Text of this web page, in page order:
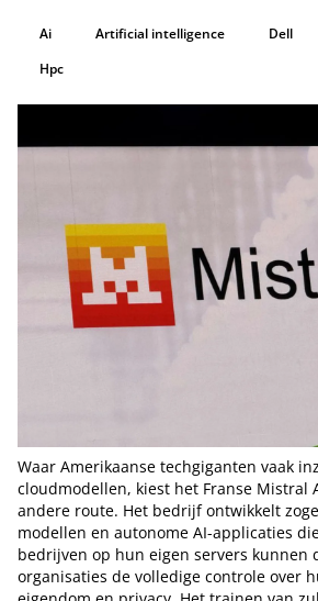
Ai Artificial intelligence Dell
Hpc
Waar Amerikaanse techgiganten vaak
cloudmodellen, kiest het Franse Mistral
andere route. Het bedrijf ontwikkelt
modellen en autonome AI-applicaties
bedrijven op hun eigen servers kunnen
organisaties de volledige controle over